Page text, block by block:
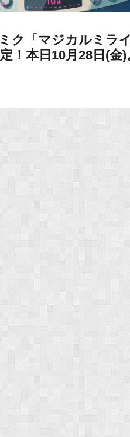
ク「マジカルミラ
！本日10月28日(金)